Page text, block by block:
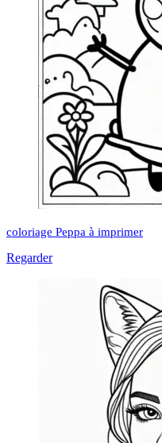
coloriage Peppa à imprimer
Regarder